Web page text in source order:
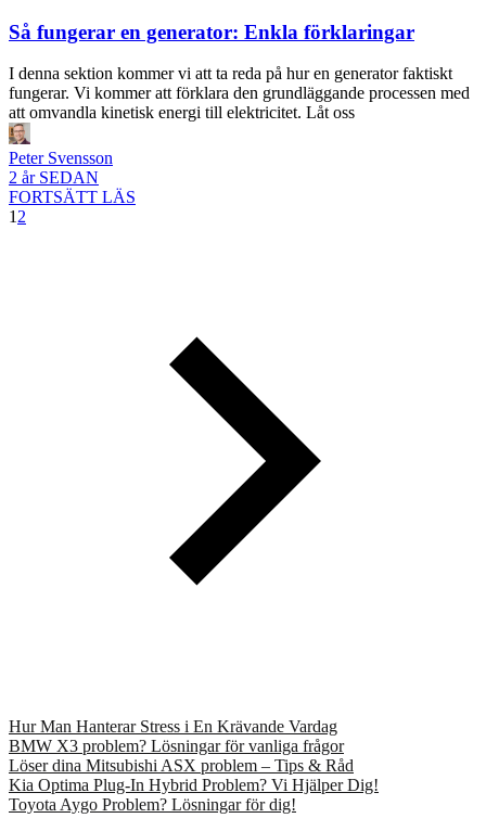
Så fungerar en generator: Enkla förklaringar
I denna sektion kommer vi att ta reda på hur en generator faktiskt
fungerar. Vi kommer att förklara den grundläggande processen med
att omvandla kinetisk energi till elektricitet. Låt oss
Peter Svensson
2 år SEDAN
FORTSÄTT LÄS
1 2
Hur Man Hanterar Stress i En Krävande Vardag
BMW X3 problem? Lösningar för vanliga frågor
Löser dina Mitsubishi ASX problem – Tips & Råd
Kia Optima Plug-In Hybrid Problem? Vi Hjälper Dig!
Toyota Aygo Problem? Lösningar för dig!